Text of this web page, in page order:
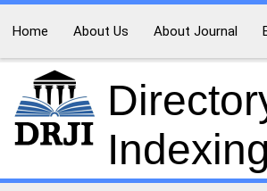
Home About Us About Journal
Indexing